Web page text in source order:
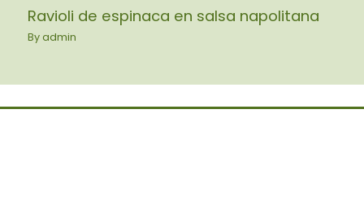
Ravioli de espinaca en salsa napolitana
Byadmin